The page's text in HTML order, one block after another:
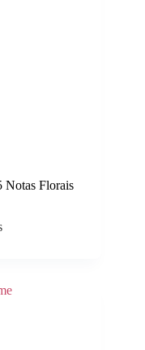
Notas Florais